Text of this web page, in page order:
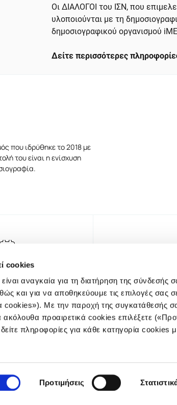
cookies
αναγκαία για τη διατήρηση της σύνδεσής
και για να αποθηκεύουμε τις επιλογές σας
cookies»). Με την παροχή της συγκατάθεσής
προαιρετικά cookies επιλέξετε
πληροφορίες για κάθε κατηγορία cookies
Προτιμήσεις
Οι ΔΙΑΛΟΓΟΙ του ΙΣΝ, που
υλοποιούνται με τη
δημοσιογραφικού οργανισμού
Δείτε περισσότερες
που ιδρύθηκε το 2018 με
του είναι η ενίσχυση